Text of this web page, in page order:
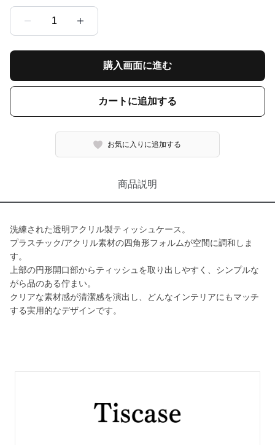
1
購入画面に進む
カートに追加する
お気に入りに追加する
商品説明
洗練された透明アクリル製ティッシュケース。
プラスチック/アクリル素材の四角形フォルムが空間に調和しま
す。
上部の円形開口部からティッシュを取り出しやすく、シンプルな
がら品のある佇まい。
クリアな素材感が清潔感を演出し、どんなインテリアにもマッチ
する実用的なデザインです。